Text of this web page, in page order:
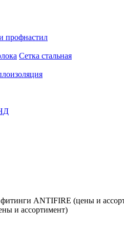
профнастил
Сетка стальная